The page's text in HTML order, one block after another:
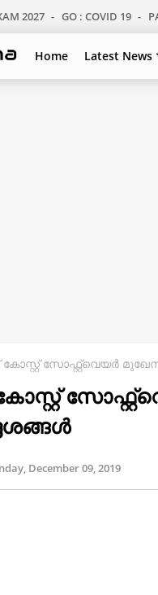
2027 GO : COVID 19
Home Latest News
കോസ്റ്റ് സോഫ്റ്റ്‌വെയർ
കോസ്റ്റ്
December 09, 2019